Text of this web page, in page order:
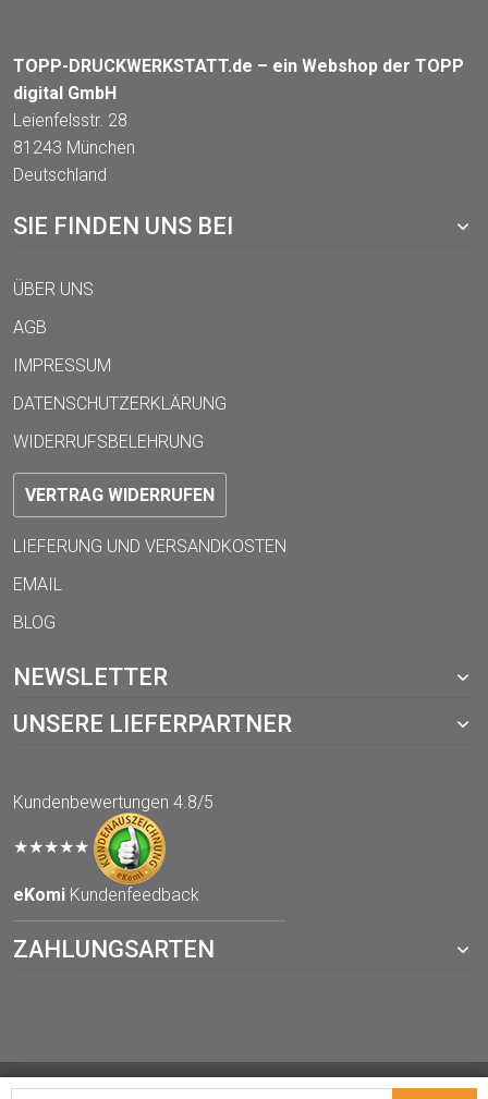
TOPP-DRUCKWERKSTATT.de – ein Webshop der TOPP
digital GmbH
Leienfelsstr. 28
81243 München
Deutschland
SIE FINDEN UNS BEI
ÜBER UNS
AGB
IMPRESSUM
DATENSCHUTZERKLÄRUNG
WIDERRUFSBELEHRUNG
VERTRAG WIDERRUFEN
LIEFERUNG UND VERSANDKOSTEN
EMAIL
BLOG
NEWSLETTER
UNSERE LIEFERPARTNER
Kundenbewertungen 4.8/5
★★★★★
eKomi Kundenfeedback
ZAHLUNGSARTEN
© 2021 TOPP-DRUCKWERKSTATT.de – ein Webshop von der